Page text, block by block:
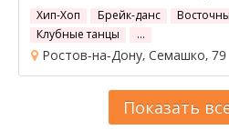
Хип-Хоп Брейк-данс
Клубные танцы
…
Ростов-на-Дону, Семашко, 79
Показать